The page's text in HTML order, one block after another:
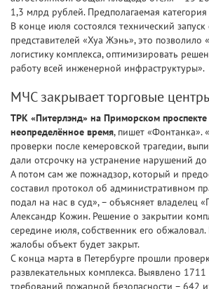
1,3 млрд рублей. Предполагаемая
В конце июля состоялся технический
представителей «Хуа Жэнь», это позволило
логистику комплекса, оптимизировать
работу всей инженерной инфраструктуры».
МЧС закрывает торговые
ТРК «Питерлэнд» на Приморском
неопределённое время, пишет «Фонтанка».
проверки после кемеровской трагедии,
дали отсрочку на устранение нарушений
А потом сам же пожнадзор, который и
составил протокол об административном
подал на нас в суд», – объясняет владелец
Александр Кожин. Решение о закрытии
середине июля, собственник его
жалобы объект будет закрыт.
С конца марта в Петербурге прошли
развлекательных комплекса. Выявлено
требований пожарной безопасности – 642